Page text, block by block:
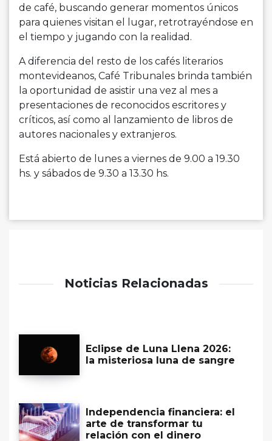
de café, buscando generar momentos únicos
para quienes visitan el lugar, retrotrayéndose en
el tiempo y jugando con la realidad.
A diferencia del resto de los cafés literarios
montevideanos, Café Tribunales brinda también
la oportunidad de asistir una vez al mes a
presentaciones de reconocidos escritores y
críticos, así como al lanzamiento de libros de
autores nacionales y extranjeros.
Está abierto de lunes a viernes de 9.00 a 19.30
hs. y sábados de 9.30 a 13.30 hs.
Noticias Relacionadas
Eclipse de Luna Llena 2026:
la misteriosa luna de sangre
Independencia financiera: el
arte de transformar tu
relación con el dinero